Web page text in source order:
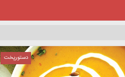
دستورپخت